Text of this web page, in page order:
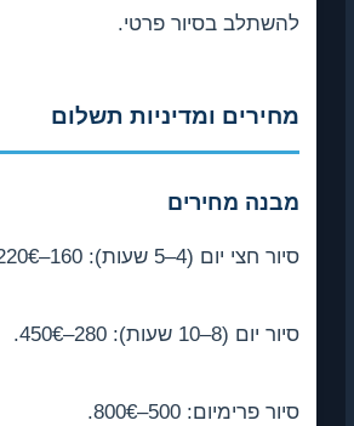
בסיור פרטי.
ומדיניות תשלום
מחירים
חצי יום (4–5 שעות): 160–220€.
(8–10 שעות): 280–450€.
פרימיום: 500–800€.